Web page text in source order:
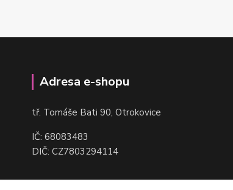
Adresa e-shopu
tř. Tomáše Bati 90, Otrokovice
IČ: 68083483
DIČ: CZ7803294114